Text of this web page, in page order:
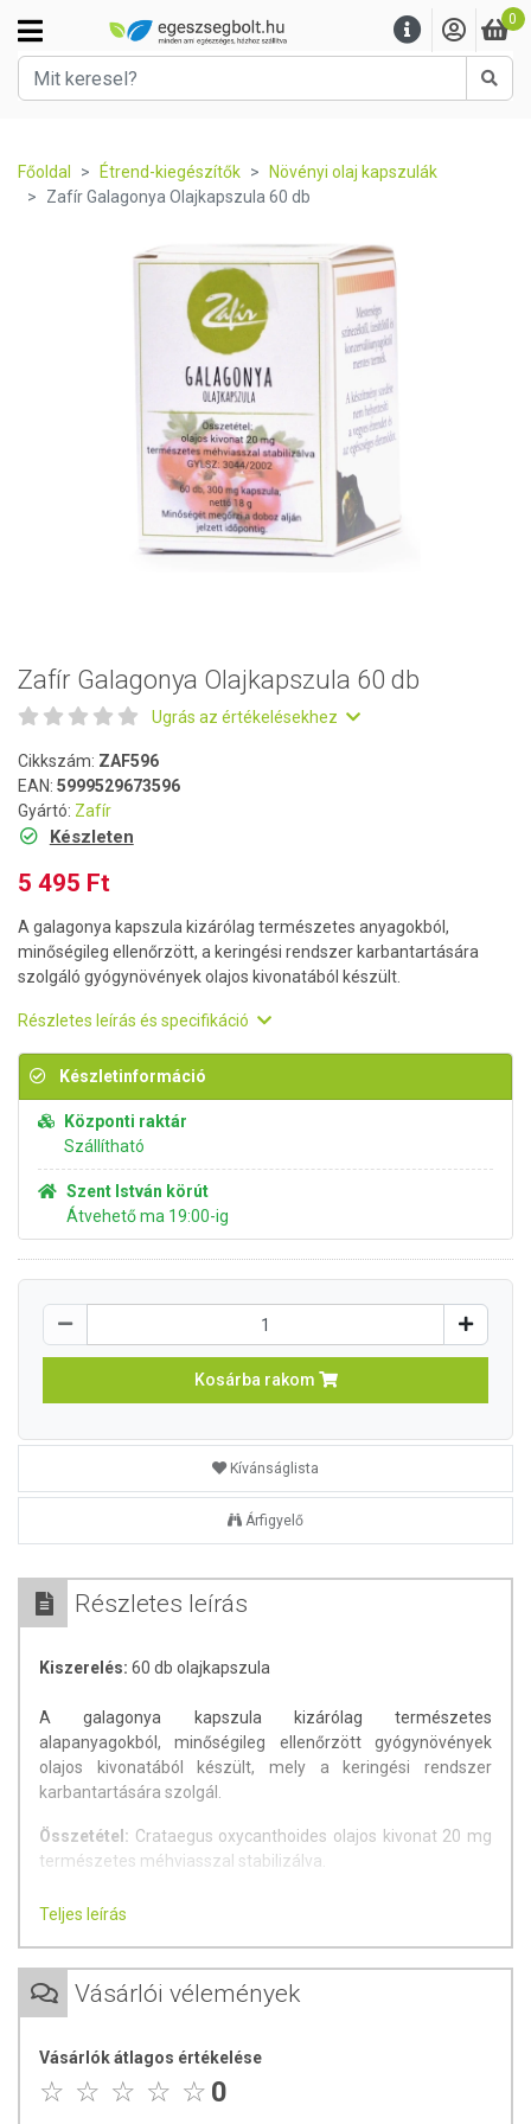
0
Főoldal Étrend-kiegészítők
Növényi olaj kapszulák
Zafír Galagonya Olajkapszula 60 db
Zafír Galagonya Olajkapszula 60 db
Ugrás az értékelésekhez
Cikkszám: ZAF596
EAN: 5999529673596
Gyártó: Zafír
Készleten
5 495 Ft
A galagonya kapszula kizárólag természetes anyagokból,
minőségileg ellenőrzött, a keringési rendszer karbantartására
szolgáló gyógynövények olajos kivonatából készült.
Részletes leírás és specifikáció
Készletinformáció
Központi raktár
Szállítható
Szent István körút
Átvehető ma 19:00-ig
Kosárba rakom
Kívánságlista
Árfigyelő
Részletes leírás
Kiszerelés: 60 db olajkapszula
A galagonya kapszula kizárólag természetes
alapanyagokból, minőségileg ellenőrzött gyógynövények
olajos kivonatából készült, mely a keringési rendszer
karbantartására szolgál.
Összetétel: Crataegus oxycanthoides olajos kivonat 20 mg
természetes méhviasszal stabilizálva.
A termék Natur Food Controll certifikáttal rendelkezik.
Hatóanyagok:
flavonoidok (rutin, kvercetin, vitexin), procianidin, fenolsavak,
trimetilamin, aszkorbinsav, cseranyagok
Tágítja a szív és más szervek véredényeit; erősíti a szív
összehúzódásait; normalizálja a magas és az alacsony
Teljes leírás
Vásárlói vélemények
Vásárlók átlagos értékelése
0